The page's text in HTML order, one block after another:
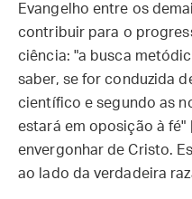
Evangelho entre os
contribuir para o
ciência: "a busca
saber, se for conduzida
científico e segundo as
estará em oposição à fé"
envergonhar de Cristo.
ao lado da verdadeira